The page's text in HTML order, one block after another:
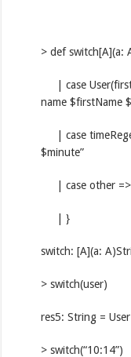
> def switch[A](a:
| case
name $firstName
| case
$minute”
| case other =>
| }
switch: [A](a:
> switch(user)
res5: String =
> switch(“10:14”)